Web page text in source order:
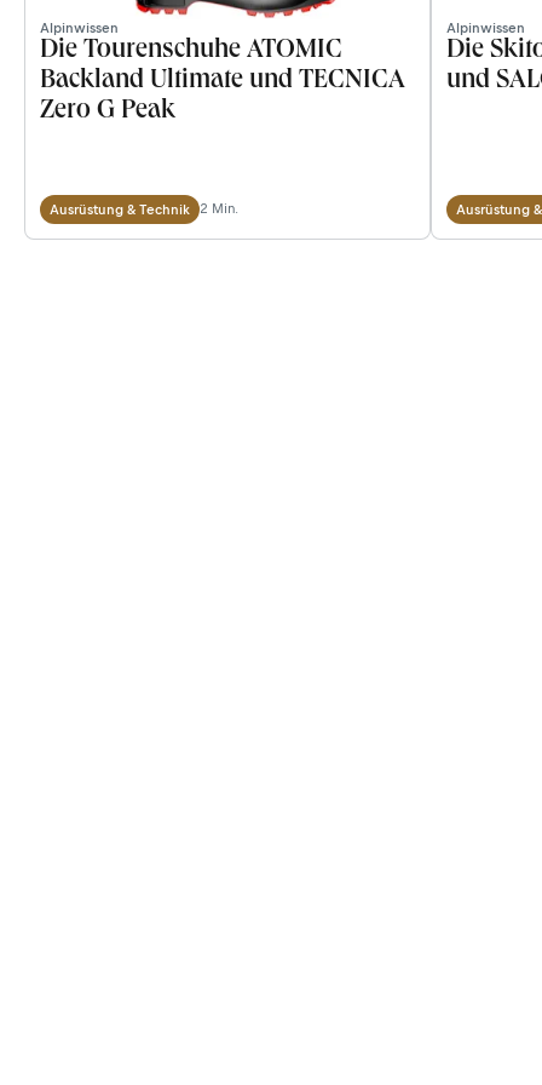
Alpinwissen
Die Tourenschuhe ATOMIC
Backland Ultimate und TECNICA
Zero G Peak
Ausrüstung & Technik 2 Min.
Alpinwissen
Die
und
Ausrüstung